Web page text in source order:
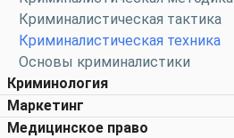
Криминалистическая тактика
Криминалистическая техника
Основы криминалистики
Криминология
Маркетинг
Медицинское право